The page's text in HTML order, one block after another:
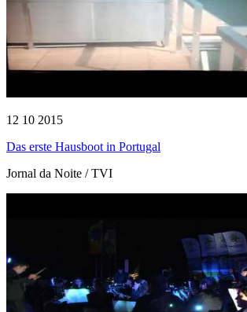
12 10 2015
Das erste Hausboot in Portugal
Jornal da Noite / TVI